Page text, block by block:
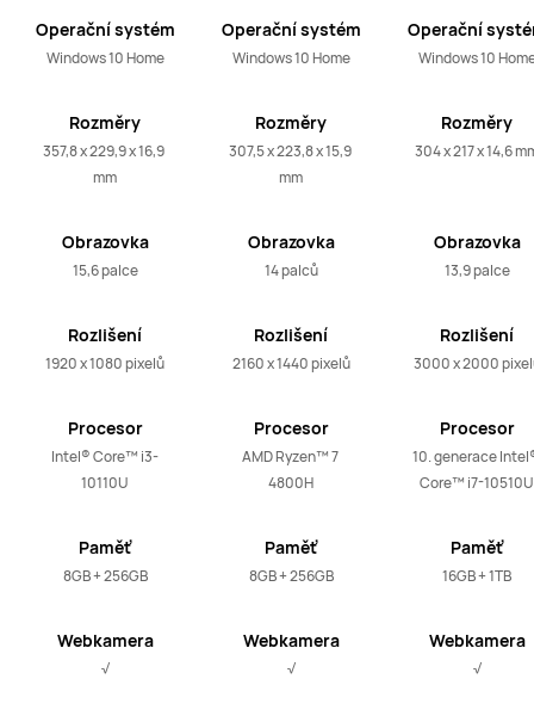
Operační systém
Windows 10 Home
Rozměry
357,8 x 229,9 x 16,9
mm
Obrazovka
15,6 palce
Rozlišení
1920 x 1080 pixelů
Procesor
Intel® Core™ i3-
10110U
Paměť
8GB + 256GB
Webkamera
√
Operační systém
Windows 10 Home
Rozměry
307,5 x 223,8 x 15,9
mm
Obrazovka
14 palců
Rozlišení
2160 x 1440 pixelů
Procesor
AMD Ryzen™ 7
4800H
Paměť
8GB + 256GB
Webkamera
√
Operační
Windows 10
Rozměry
304 x 217 x 14,6
Obrazovka
13,9 palce
Rozlišení
3000 x 2000
Procesor
10. generace
Core™ i7-10510U
Paměť
16GB + 1TB
Webkamera
√